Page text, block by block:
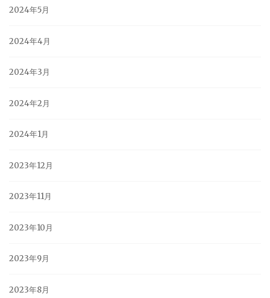
2024年5月
2024年4月
2024年3月
2024年2月
2024年1月
2023年12月
2023年11月
2023年10月
2023年9月
2023年8月